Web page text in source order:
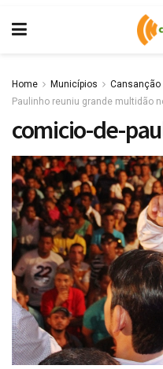
Home Municípios Cansanção
Paulinho reuniu grande multidão
comicio-de-